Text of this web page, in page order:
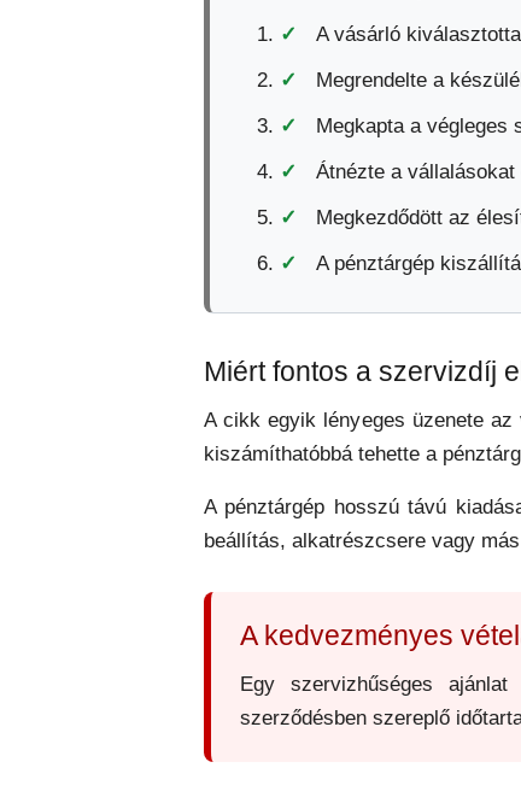
A vásárló
Megrendelte a
Megkapta a végleges
Átnézte a
Megkezdődött az
A pénztárgép
Miért fontos a szervizdíj
A cikk egyik lényeges üzenete
kiszámíthatóbbá tehette a
A pénztárgép hosszú távú
beállítás, alkatrészcsere vagy
A kedvezményes
Egy szervizhűséges
szerződésben szereplő